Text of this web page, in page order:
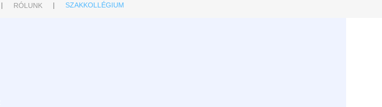
| RÓLUNK | SZAKKOLLÉGIUM